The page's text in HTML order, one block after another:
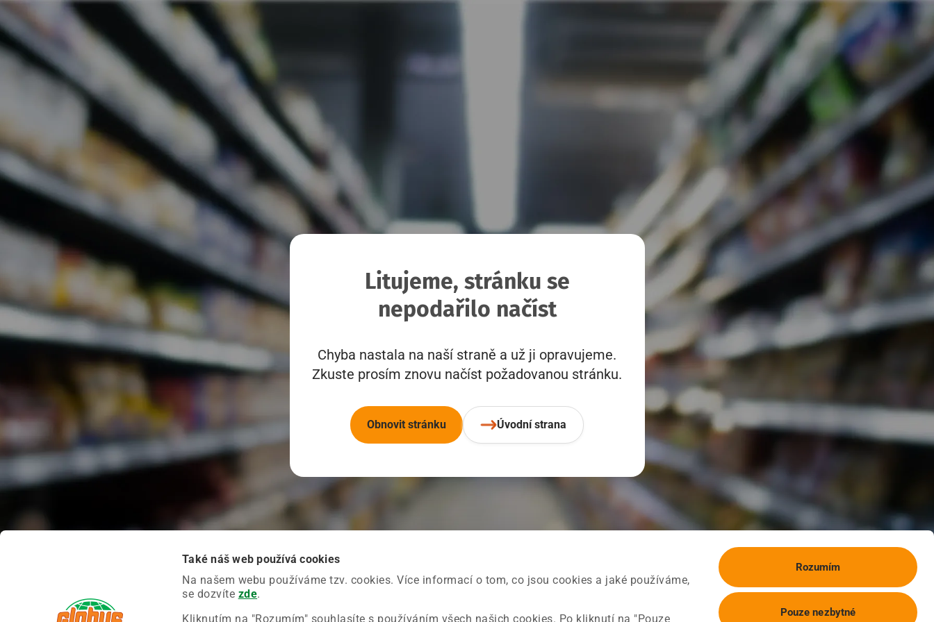
Také náš web používá cookies
Na našem webu používáme tzv. cookies. Více informací o tom, co jsou cookies a jaké používáme,
se dozvíte zde.
Kliknutím na "Rozumím" souhlasíte s používáním všech našich cookies. Po kliknutí na "Pouze
Rozumím
Pouze nezbytné
Litujeme, stránku se
nepodařilo načíst
Chyba nastala na naší straně a už ji opravujeme.
Zkuste prosím znovu načíst požadovanou stránku.
Obnovit stránku Úvodní strana